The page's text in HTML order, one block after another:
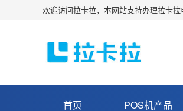
欢迎访问拉卡拉，本网站支持办理拉卡
首页 POS机产品